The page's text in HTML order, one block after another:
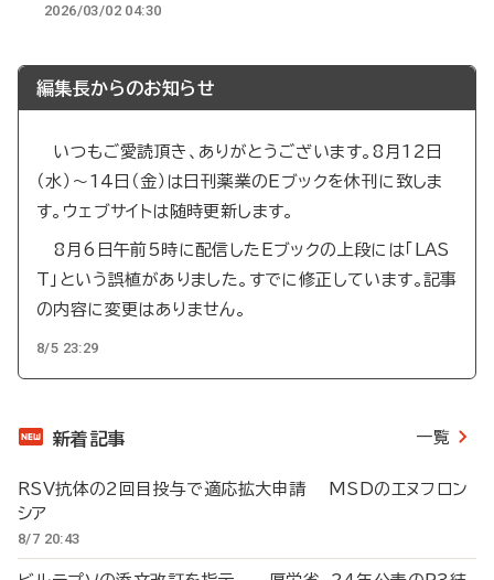
2026/03/02 04:30
編集長からのお知らせ
いつもご愛読頂き、ありがとうございます。8月12日
（水）～14日（金）は日刊薬業のEブックを休刊に致しま
す。ウェブサイトは随時更新します。
8月6日午前5時に配信したEブックの上段には「LAS
T」という誤植がありました。すでに修正しています。記事
の内容に変更はありません。
8/5 23:29
新着記事 一覧
RSV抗体の2回目投与で適応拡大申請 MSDのエヌフロン
シア
8/7 20:43